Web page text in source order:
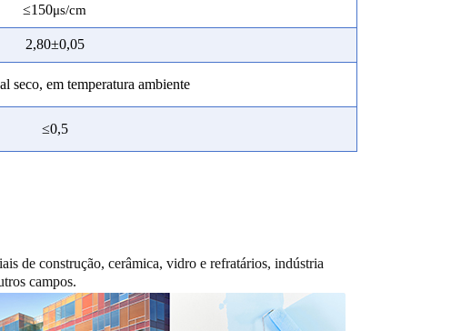
≤150μs/cm
2,80±0,05
seco, em temperatura ambiente
≤0,5
de construção, cerâmica, vidro e refratários, indústria
campos.